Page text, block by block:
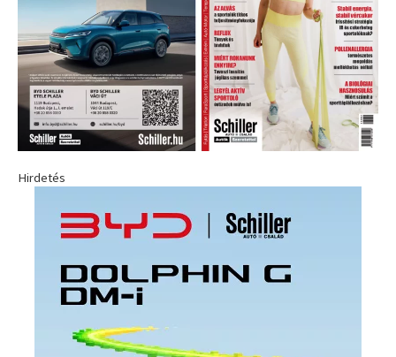
Hirdetés